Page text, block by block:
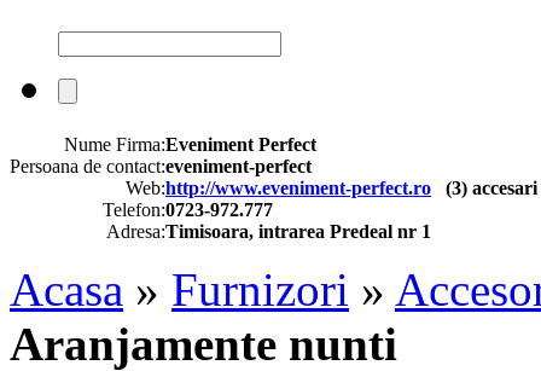
Nume Firma:Eveniment Perfect
Persoana de contact:eveniment-perfect
Web:http://www.eveniment-perfect.ro (3) accesari
Telefon:0723-972.777
Adresa:Timisoara, intrarea Predeal nr 1
Acasa » Furnizori »
Aranjamente nunti